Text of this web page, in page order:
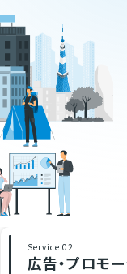
Service 02
広告・プロモ